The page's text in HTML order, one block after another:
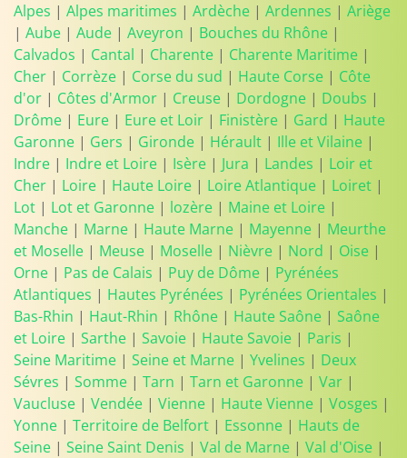
Alpes | Alpes maritimes | Ardèche | Ardennes | Ariège
| Aube | Aude | Aveyron | Bouches du Rhône |
Calvados | Cantal | Charente | Charente Maritime |
Cher | Corrèze | Corse du sud | Haute Corse | Côte
d'or | Côtes d'Armor | Creuse | Dordogne | Doubs |
Drôme | Eure | Eure et Loir | Finistère | Gard | Haute
Garonne | Gers | Gironde | Hérault | Ille et Vilaine |
Indre | Indre et Loire | Isère | Jura | Landes | Loir et
Cher | Loire | Haute Loire | Loire Atlantique | Loiret |
Lot | Lot et Garonne | lozère | Maine et Loire |
Manche | Marne | Haute Marne | Mayenne | Meurthe
et Moselle | Meuse | Moselle | Nièvre | Nord | Oise |
Orne | Pas de Calais | Puy de Dôme | Pyrénées
Atlantiques | Hautes Pyrénées | Pyrénées Orientales |
Bas-Rhin | Haut-Rhin | Rhône | Haute Saône | Saône
et Loire | Sarthe | Savoie | Haute Savoie | Paris |
Seine Maritime | Seine et Marne | Yvelines | Deux
Sévres | Somme | Tarn | Tarn et Garonne | Var |
Vaucluse | Vendée | Vienne | Haute Vienne | Vosges |
Yonne | Territoire de Belfort | Essonne | Hauts de
Seine | Seine Saint Denis | Val de Marne | Val d'Oise |